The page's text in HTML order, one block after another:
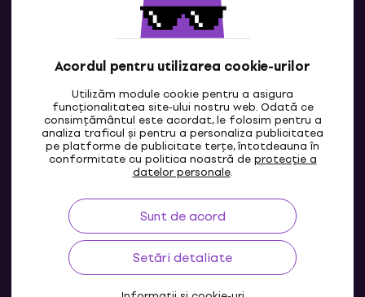
Acordul pentru utilizarea cookie-urilor
Utilizăm module cookie pentru a asigura
funcționalitatea site-ului nostru web. Odată ce
consimțământul este acordat, le folosim pentru a
analiza traficul și pentru a personaliza publicitatea
pe platforme de publicitate terțe, întotdeauna în
conformitate cu politica noastră deprotecție a
datelor personale.
Sunt de acord
Setări detaliate
Contacte
Contactează-ne
MD